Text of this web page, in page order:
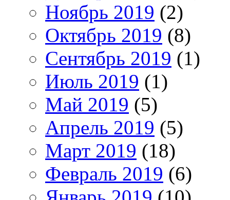
Ноябрь 2019 (2)
Октябрь 2019 (8)
Сентябрь 2019 (1)
Июль 2019 (1)
Май 2019 (5)
Апрель 2019 (5)
Март 2019 (18)
Февраль 2019 (6)